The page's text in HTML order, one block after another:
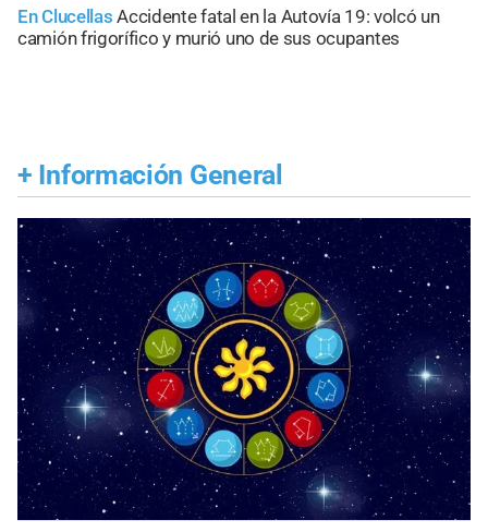
En Clucellas Accidente fatal en la Autovía 19: volcó un
camión frigorífico y murió uno de sus ocupantes
+ Información General